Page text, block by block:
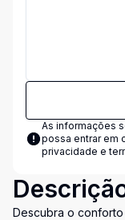
As informações
possa entrar em
privacidade e
Descubra o